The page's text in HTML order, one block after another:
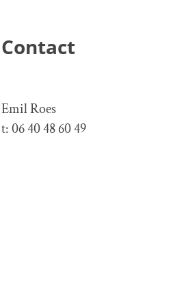
Contact
Emil Roes
t: 06 40 48 60 49